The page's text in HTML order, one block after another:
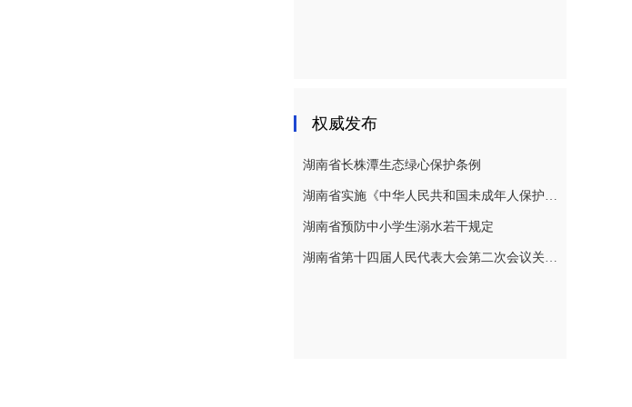
权威发布
湖南省长株潭生态绿心保护条例
湖南省实施《中华人民共和国未成年人保护法》若干规定
湖南省预防中小学生溺水若干规定
湖南省第十四届人民代表大会第二次会议关于湖南省人民代表大会常务委员会工作报告的决议